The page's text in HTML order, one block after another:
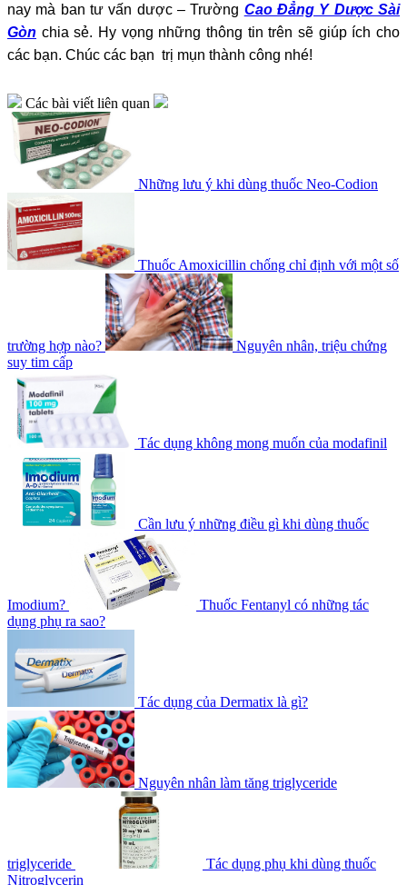
nay mà ban tư vấn dược – Trường Cao Đẳng Y Dược Sài
Gòn chia sẻ. Hy vọng những thông tin trên sẽ giúp ích cho
các bạn. Chúc các bạn trị mụn thành công nhé!
Các bài viết liên quan
Những lưu ý khi dùng thuốc Neo-Codion
Thuốc Amoxicillin chống chỉ định với một số
trường hợp nào?
Nguyên nhân, triệu chứng
suy tim cấp
Tác dụng không mong muốn của modafinil
Cần lưu ý những điều gì khi dùng thuốc
Imodium?
Thuốc Fentanyl có những tác
dụng phụ ra sao?
Tác dụng của Dermatix là gì?
Nguyên nhân làm tăng triglyceride
triglyceride
Tác dụng phụ khi dùng thuốc
Nitroglycerin